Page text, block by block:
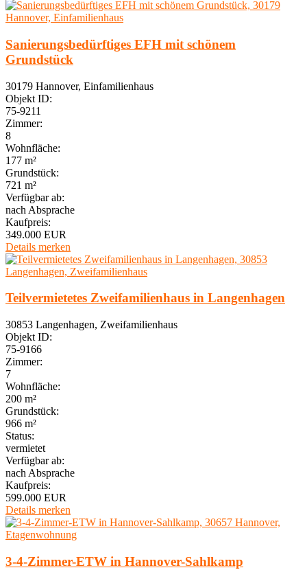
Sanierungsbedürftiges EFH mit schönem
Grundstück
30179 Hannover, Einfamilienhaus
Objekt ID:
75-9211
Zimmer:
8
Wohnfläche:
177 m²
Grundstück:
721 m²
Verfügbar ab:
nach Absprache
Kaufpreis:
349.000 EUR
Details merken
Teilvermietetes Zweifamilienhaus in Langenhagen
30853 Langenhagen, Zweifamilienhaus
Objekt ID:
75-9166
Zimmer:
7
Wohnfläche:
200 m²
Grundstück:
966 m²
Status:
vermietet
Verfügbar ab:
nach Absprache
Kaufpreis:
599.000 EUR
Details merken
3-4-Zimmer-ETW in Hannover-Sahlkamp